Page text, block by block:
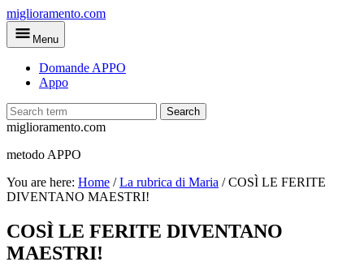
Skip
to
main
miglioramento.com
Menu
Domande APPO
Appo
Search
miglioramento.com
metodo APPO
You are here: Home /La rubrica di Maria /COSÌ LE FERITE
DIVENTANO MAESTRI!
COSÌ LE FERITE DIVENTANO
MAESTRI!